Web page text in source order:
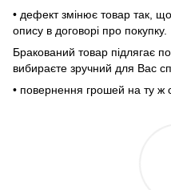
• дефект змінює товар так,
опису в договорі про покупку.
Бракований товар підлягає
вибираєте зручний для Вас
• повернення грошей на ту ж